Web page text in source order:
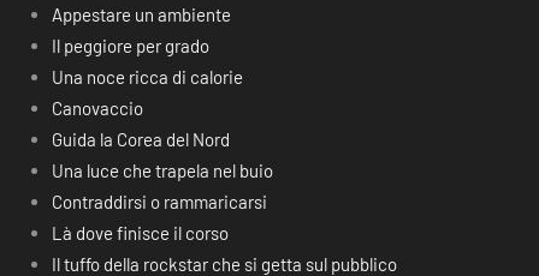
Appestare un ambiente
Il peggiore per grado
Una noce ricca di calorie
Canovaccio
Guida la Corea del Nord
Una luce che trapela nel buio
Contraddirsi o rammaricarsi
Là dove finisce il corso
Il tuffo della rockstar che si getta sul pubblico